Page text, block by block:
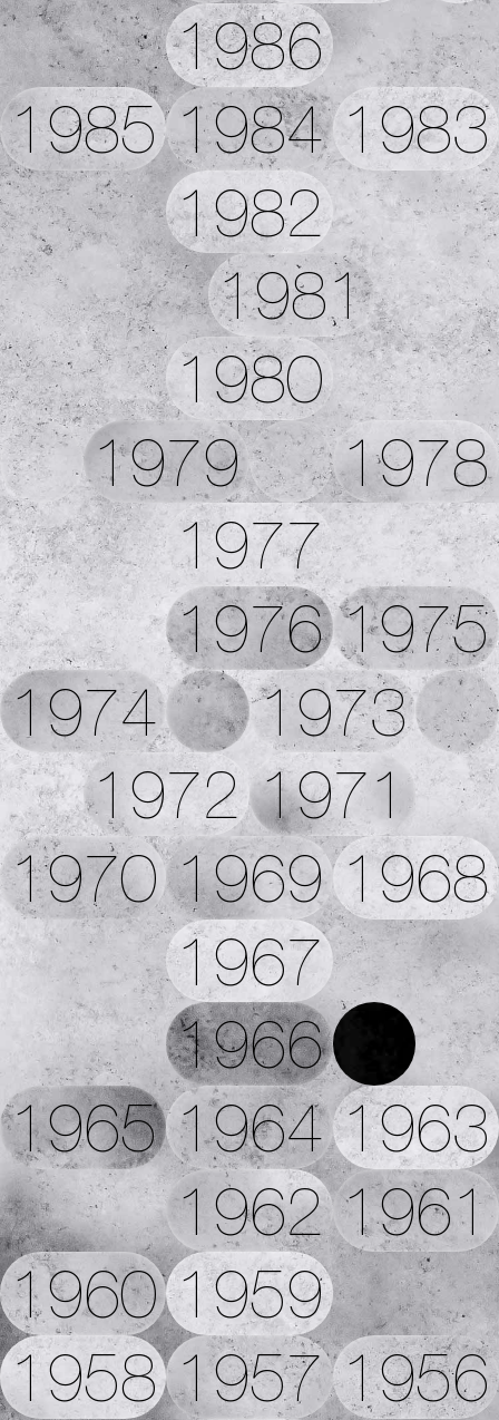
1986
1985 1984 1983
1982
1981
1980
1979
1978
1977
1976 1975
1974
1973
1972 1971
1970 1969 1968
1967
1966
1965 1964 1963
1962 1961
1960 1959
1958 1957 1956